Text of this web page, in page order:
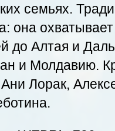
семьях.
она
до Алтая и
и Молдавию.
Лорак,